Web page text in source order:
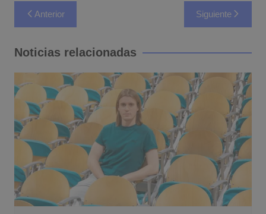
Navegación
de
entradas
Anterior Siguiente
Noticias relacionadas